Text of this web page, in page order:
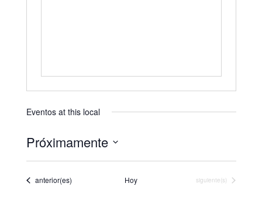
Eventos at this local
Próximamente
Eventos
anterior(es) Hoy Eventos
siguiente(s)